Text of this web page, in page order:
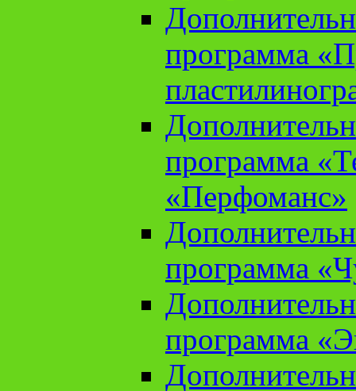
программа
программа
«Перфоманс»
программа
программа